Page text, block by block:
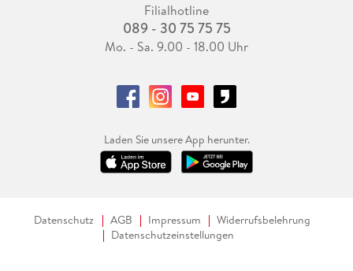
Filialhotline
089 - 30 75 75 75
Mo. - Sa. 9.00 - 18.00 Uhr
Laden Sie unsere App herunter.
Datenschutz AGB Impressum
Widerrufsbelehrung
Datenschutzeinstellungen